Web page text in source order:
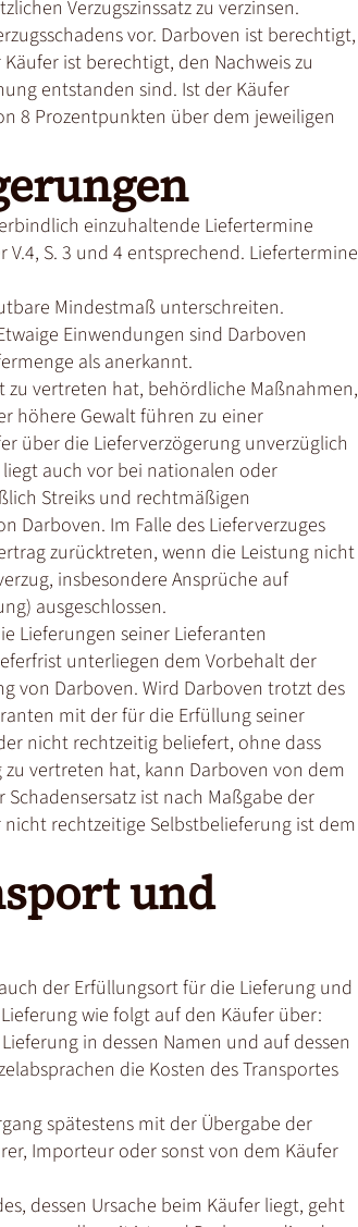
Verzugszinssatz zu verzinsen.
vor. Darboven ist berechtigt,
ist berechtigt, den Nachweis zu
entstanden sind. Ist der Käufer
8 Prozentpunkten über dem jeweiligen
einzuhaltende Liefertermine
S. 3 und 4 entsprechend. Liefertermine
Mindestmaß unterschreiten.
Einwendungen sind Darboven
als anerkannt.
vertreten hat, behördliche Maßnahmen,
höhere Gewalt führen zu einer
über die Lieferverzögerung unverzüglich
auch vor bei nationalen oder
Streiks und rechtmäßigen
Darboven. Im Falle des Lieferverzuges
zurücktreten, wenn die Leistung nicht
insbesondere Ansprüche auf
ausgeschlossen.
Lieferungen seiner Lieferanten
unterliegen dem Vorbehalt der
von Darboven. Wird Darboven trotzt des
mit der für die Erfüllung seiner
nicht rechtzeitig beliefert, ohne dass
vertreten hat, kann Darboven von dem
ist nach Maßgabe der
rechtzeitige Selbstbelieferung ist dem
und
der Erfüllungsort für die Lieferung und
wie folgt auf den Käufer über:
in dessen Namen und auf dessen
die Kosten des Transportes
spätestens mit der Übergabe der
Importeur oder sonst von dem Käufer
dessen Ursache beim Käufer liegt, geht